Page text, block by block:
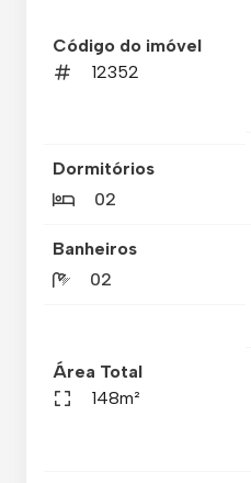
Código do imóvel
12352
Dormitórios
02
Banheiros
02
Área Total
148m²